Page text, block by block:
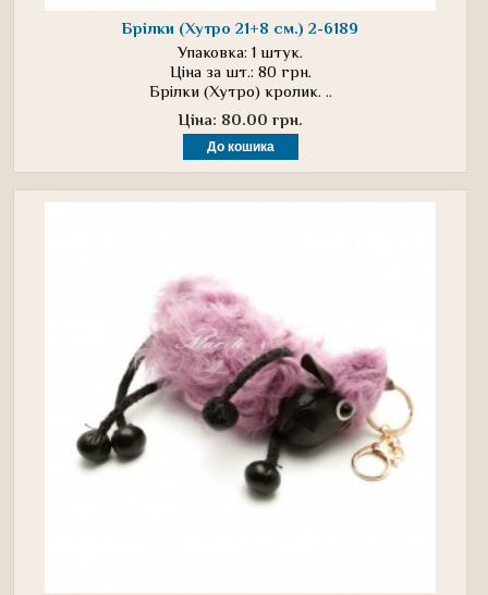
Брілки (Хутро 21+8 см.) 2-6189
Упаковка: 1 штук.
Ціна за шт.: 80 грн.
Брілки (Хутро) кролик. ..
Ціна: 80.00 грн.